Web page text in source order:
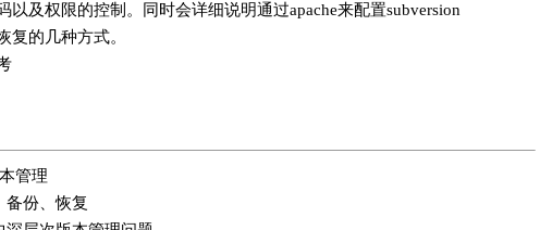
及权限的控制。同时会详细说明通过apache来配置subversion
复的几种方式。
管理
备份、恢复